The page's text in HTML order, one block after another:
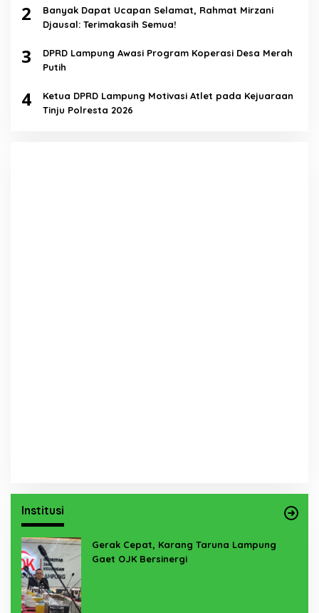
2
Banyak Dapat Ucapan Selamat, Rahmat Mirzani
Djausal: Terimakasih Semua!
3
DPRD Lampung Awasi Program Koperasi Desa Merah
Putih
4
Ketua DPRD Lampung Motivasi Atlet pada Kejuaraan
Tinju Polresta 2026
Institusi
Gerak Cepat, Karang Taruna Lampung
Gaet OJK Bersinergi